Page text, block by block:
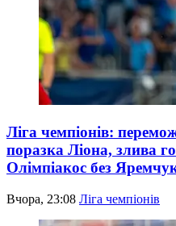
Ліга чемпіонів:
поразка Ліона, злива
Олімпіакос без
Вчора, 23:08 Ліга чемпіонів